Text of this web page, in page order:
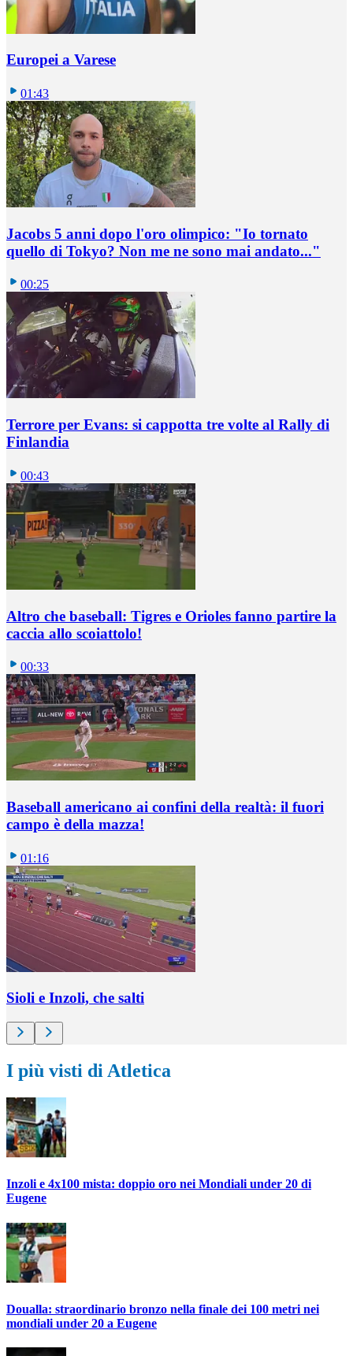
Europei a Varese
01:43
Jacobs 5 anni dopo l'oro olimpico: "Io tornato
quello di Tokyo? Non me ne sono mai andato..."
00:25
Terrore per Evans: si cappotta tre volte al Rally di
Finlandia
00:43
Altro che baseball: Tigres e Orioles fanno partire la
caccia allo scoiattolo!
00:33
Baseball americano ai confini della realtà: il fuori
campo è della mazza!
01:16
Sioli e Inzoli, che salti
I più visti di Atletica
Inzoli e 4x100 mista: doppio oro nei Mondiali under 20 di
Eugene
Doualla: straordinario bronzo nella finale dei 100 metri nei
mondiali under 20 a Eugene